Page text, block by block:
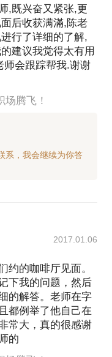
,既兴奋又紧张,更
后收获满滿,陈老
行了详细的了解,
建议我觉得太有用
师会跟踪帮我.谢谢
腾飞！
系，我会继续为你答
2017.01.06
约的咖啡厅见面。
下我的问题，然后
的解答。老师在字
都例举了他自己在
常大，真的很感谢
的